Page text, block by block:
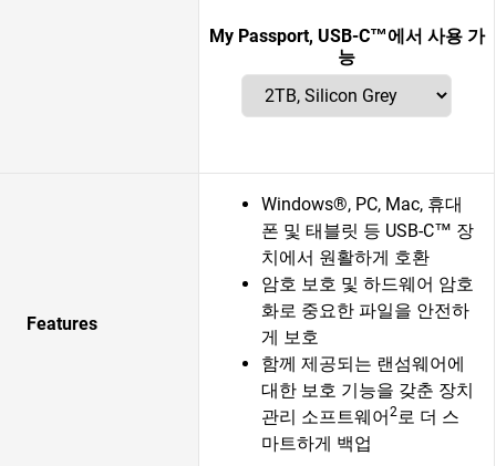
My Passport, USB-C™에서 사용 가
능
Features
Windows®, PC, Mac, 휴대
폰 및 태블릿 등 USB-C™ 장
치에서 원활하게 호환
암호 보호 및 하드웨어 암호
화로 중요한 파일을 안전하
게 보호
함께 제공되는 랜섬웨어에
대한 보호 기능을 갖춘 장치
관리 소프트웨어2로 더 스
마트하게 백업